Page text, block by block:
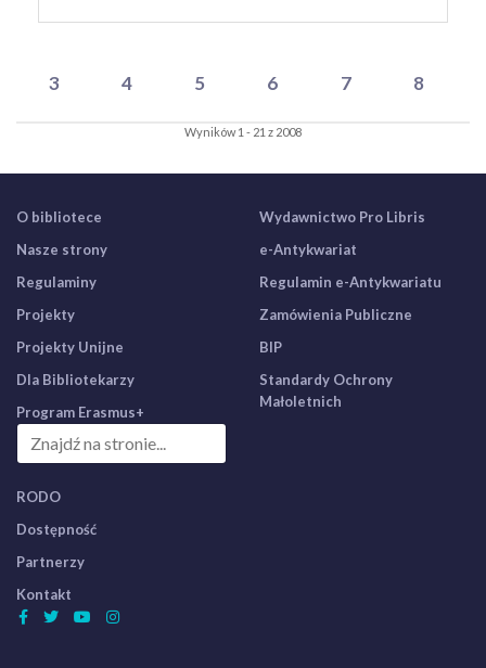
3 4 5 6 7 8
Wyników 1 - 21 z 2008
O bibliotece
Nasze strony
Regulaminy
Projekty
Projekty Unijne
Dla Bibliotekarzy
Program Erasmus+
Wydawnictwo Pro Libris
e-Antykwariat
Regulamin e-Antykwariatu
Zamówienia Publiczne
BIP
Standardy Ochrony
Małoletnich
RODO
Dostępność
Partnerzy
Kontakt